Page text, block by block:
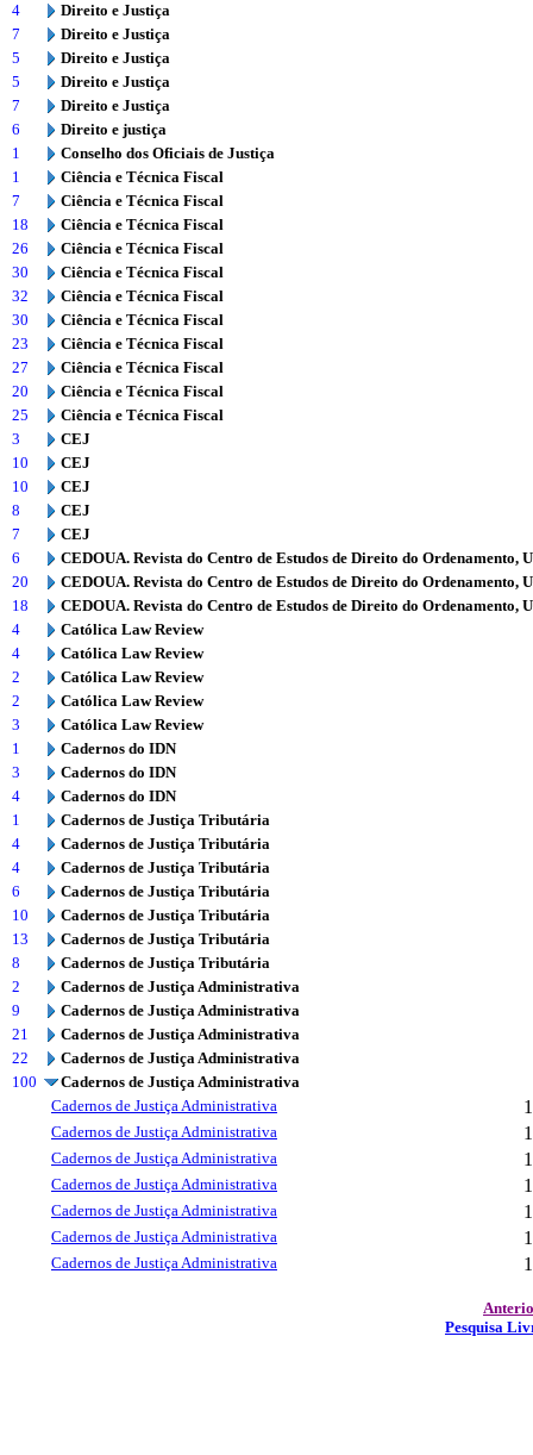
4
Direito e Justiça
7
Direito e Justiça
5
Direito e Justiça
5
Direito e Justiça
7
Direito e Justiça
6
Direito e justiça
1
Conselho dos Oficiais de Justiça
1
Ciência e Técnica Fiscal
7
Ciência e Técnica Fiscal
18
Ciência e Técnica Fiscal
26
Ciência e Técnica Fiscal
30
Ciência e Técnica Fiscal
32
Ciência e Técnica Fiscal
30
Ciência e Técnica Fiscal
23
Ciência e Técnica Fiscal
27
Ciência e Técnica Fiscal
20
Ciência e Técnica Fiscal
25
Ciência e Técnica Fiscal
3
CEJ
10
CEJ
10
CEJ
8
CEJ
7
CEJ
6
CEDOUA. Revista do Centro de Estudos de Direito do Ordenamento,
20
CEDOUA. Revista do Centro de Estudos de Direito do Ordenamento,
18
CEDOUA. Revista do Centro de Estudos de Direito do Ordenamento,
4
Católica Law Review
4
Católica Law Review
2
Católica Law Review
2
Católica Law Review
3
Católica Law Review
1
Cadernos do IDN
3
Cadernos do IDN
4
Cadernos do IDN
1
Cadernos de Justiça Tributária
4
Cadernos de Justiça Tributária
4
Cadernos de Justiça Tributária
6
Cadernos de Justiça Tributária
10
Cadernos de Justiça Tributária
13
Cadernos de Justiça Tributária
8
Cadernos de Justiça Tributária
2
Cadernos de Justiça Administrativa
9
Cadernos de Justiça Administrativa
21
Cadernos de Justiça Administrativa
22
Cadernos de Justiça Administrativa
100
Cadernos de Justiça Administrativa
Cadernos de Justiça Administrativa
Cadernos de Justiça Administrativa
Cadernos de Justiça Administrativa
Cadernos de Justiça Administrativa
Cadernos de Justiça Administrativa
Cadernos de Justiça Administrativa
Cadernos de Justiça Administrativa
Pesquisa